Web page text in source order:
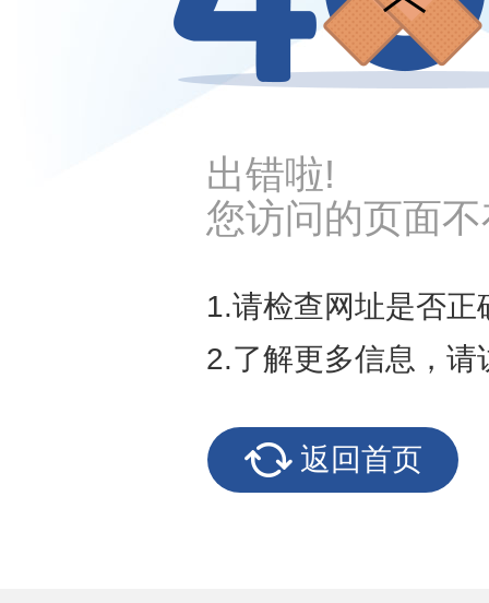
出错啦!
您访问的页面
1.请检查网址是否正
2.了解更多信息，请
返回首页